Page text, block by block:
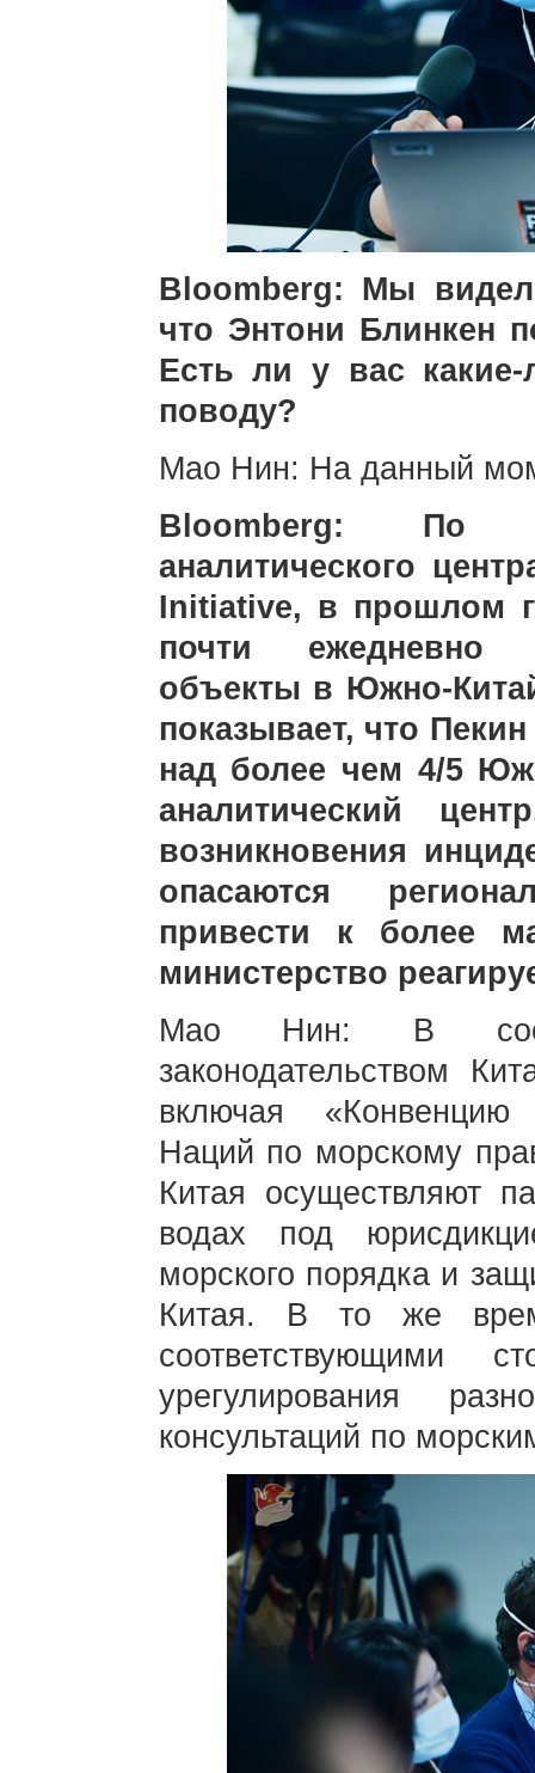
Bloomberg: Мы
что Энтони Блинкен
Есть ли у вас
поводу?
Мао Нин: На данный
Bloomberg: По
аналитического
Initiative, в прошлом
почти ежедневно
объекты в Южно-
показывает, что
над более чем 4/5
аналитический
возникновения
опасаются
привести к более
министерство
Мао Нин: В
законодательством
включая «Конвенцию
Наций по морскому
Китая осуществляют
водах под
морского порядка и
Китая. В то же
соответствующими
урегулирования
консультаций по